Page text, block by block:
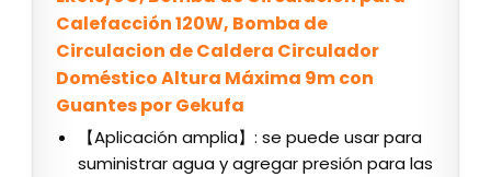
Calefacción 120W, Bomba de
Circulacion de Caldera Circulador
Doméstico Altura Máxima 9m con
Guantes por Gekufa
【Aplicación amplia】: se puede usar para
suministrar agua y agregar presión para las